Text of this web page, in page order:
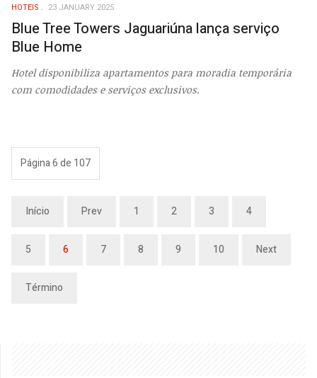
HOTEIS 23 JANUARY 2025
Blue Tree Towers Jaguariúna lança serviço
Blue Home
Hotel disponibiliza apartamentos para moradia temporária
com comodidades e serviços exclusivos.
Página 6 de 107
Início Prev 1 2 3 4
5 6 7 8 9 10 Next
Término